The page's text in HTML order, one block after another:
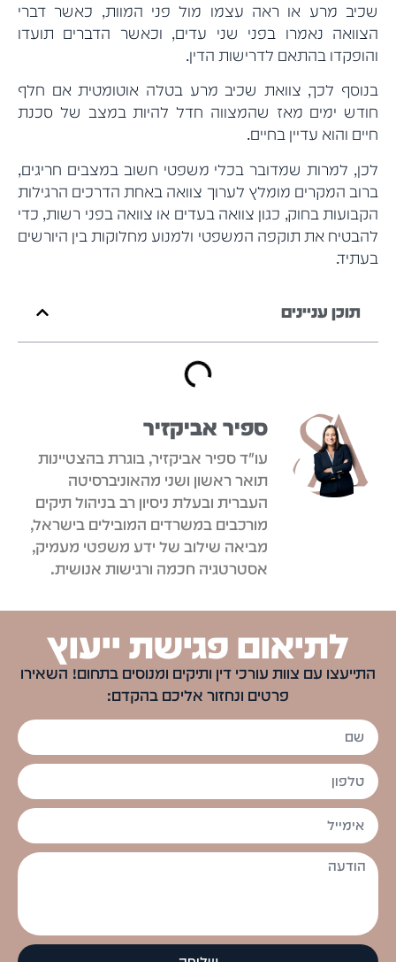
שכיב מרע או ראה עצמו מול פני המוות, כאשר דברי
הצוואה נאמרו בפני שני עדים, וכאשר הדברים תועדו
והופקדו בהתאם לדרישות הדין.
בנוסף לכך, צוואת שכיב מרע בטלה אוטומטית אם חלף
חודש ימים מאז שהמצווה חדל להיות במצב של סכנת
חיים והוא עדיין בחיים.
לכן, למרות שמדובר בכלי משפטי חשוב במצבים חריגים,
ברוב המקרים מומלץ לערוך צוואה באחת הדרכים הרגילות
הקבועות בחוק, כגון צוואה בעדים או צוואה בפני רשות, כדי
להבטיח את תוקפה המשפטי ולמנוע מחלוקות בין היורשים
בעתיד.
תוכן עניינים
ספיר אביקזיר
עו"ד ספיר אביקזיר, בוגרת בהצטיינות
תואר ראשון ושני מהאוניברסיטה
העברית ובעלת ניסיון רב בניהול תיקים
מורכבים במשרדים המובילים בישראל,
מביאה שילוב של ידע משפטי מעמיק,
אסטרטגיה חכמה ורגישות אנושית.
לתיאום פגישת ייעוץ
התייעצו עם צוות עורכי דין ותיקים ומנוסים בתחום! השאירו
פרטים ונחזור אליכם בהקדם: